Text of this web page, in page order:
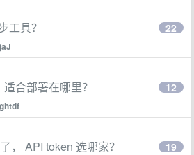
工具？ 22
合部署在哪里？ 12
， API token 选哪家？ 19